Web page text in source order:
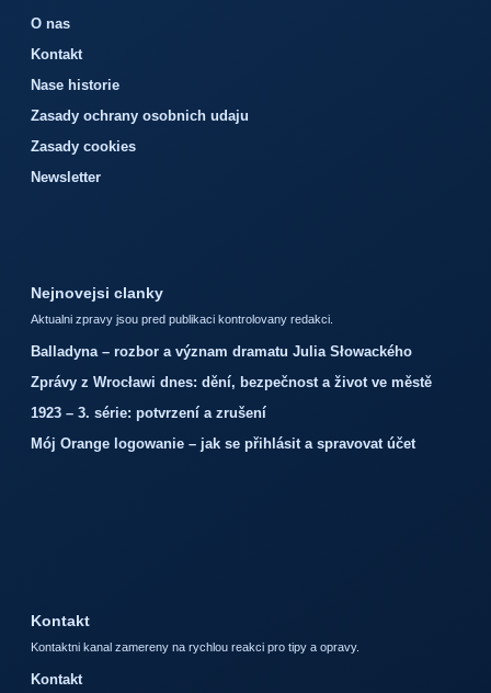
O nas
Kontakt
Nase historie
Zasady ochrany osobnich udaju
Zasady cookies
Newsletter
Nejnovejsi clanky
Aktualni zpravy jsou pred publikaci kontrolovany redakci.
Balladyna – rozbor a význam dramatu Julia Słowackého
Zprávy z Wrocławi dnes: dění, bezpečnost a život ve městě
1923 – 3. série: potvrzení a zrušení
Mój Orange logowanie – jak se přihlásit a spravovat účet
Kontakt
Kontaktni kanal zamereny na rychlou reakci pro tipy a opravy.
Kontakt